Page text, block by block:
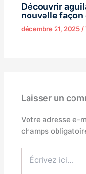
Découvrir
nouvelle façon
décembre 21, 2025 /
Laisser un
Votre adresse e-
champs
ici…